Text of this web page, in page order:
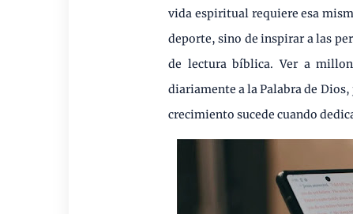
vida espiritual requiere esa
deporte, sino de inspirar a las
de lectura bíblica. Ver a
diariamente a la Palabra de
crecimiento sucede cuando